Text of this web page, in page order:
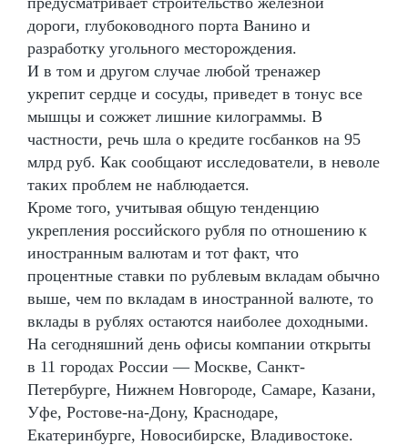
дороги, глубоководного порта Ванино и
разработку угольного месторождения.
И в том и другом случае любой тренажер
укрепит сердце и сосуды, приведет в тонус все
мышцы и сожжет лишние килограммы. В
частности, речь шла о кредите госбанков на 95
млрд руб. Как сообщают исследователи, в неволе
таких проблем не наблюдается.
Кроме того, учитывая общую тенденцию
укрепления российского рубля по отношению к
иностранным валютам и тот факт, что
процентные ставки по рублевым вкладам обычно
выше, чем по вкладам в иностранной валюте, то
вклады в рублях остаются наиболее доходными.
На сегодняшний день офисы компании открыты
в 11 городах России — Москве, Санкт-
Петербурге, Нижнем Новгороде, Самаре, Казани,
Уфе, Ростове-на-Дону, Краснодаре,
Екатеринбурге, Новосибирске, Владивостоке.